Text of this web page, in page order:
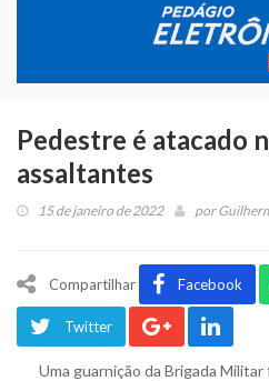
Pedestre é atacado
assaltantes
15 de janeiro de 2022 por
Compartilhar Facebook
Twitter
Uma guarnição da Brigada